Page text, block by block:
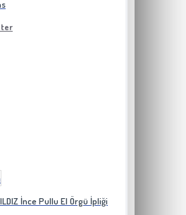
İnce Pullu El Örgü İpliği